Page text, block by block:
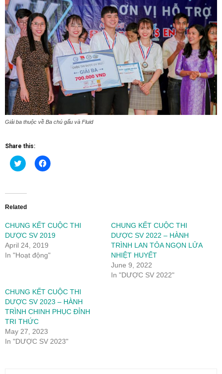
Giải ba thuộc về Ba chú gấu và Fluid
Share this:
Click
to
(Opens
new
Click
to
Related
CHUNG KẾT CUỘC THI
DƯỢC SV 2019
April 24, 2019
In "Hoạt động"
CHUNG KẾT CUỘC THI
DƯỢC SV 2022 – HÀNH
TRÌNH LAN TỎA NGỌN LỬA
NHIỆT HUYẾT
June 9, 2022
In "DƯỢC SV 2022"
CHUNG KẾT CUỘC THI
DƯỢC SV 2023 – HÀNH
TRÌNH CHINH PHỤC ĐỈNH
TRI THỨC
May 27, 2023
In "DƯỢC SV 2023"